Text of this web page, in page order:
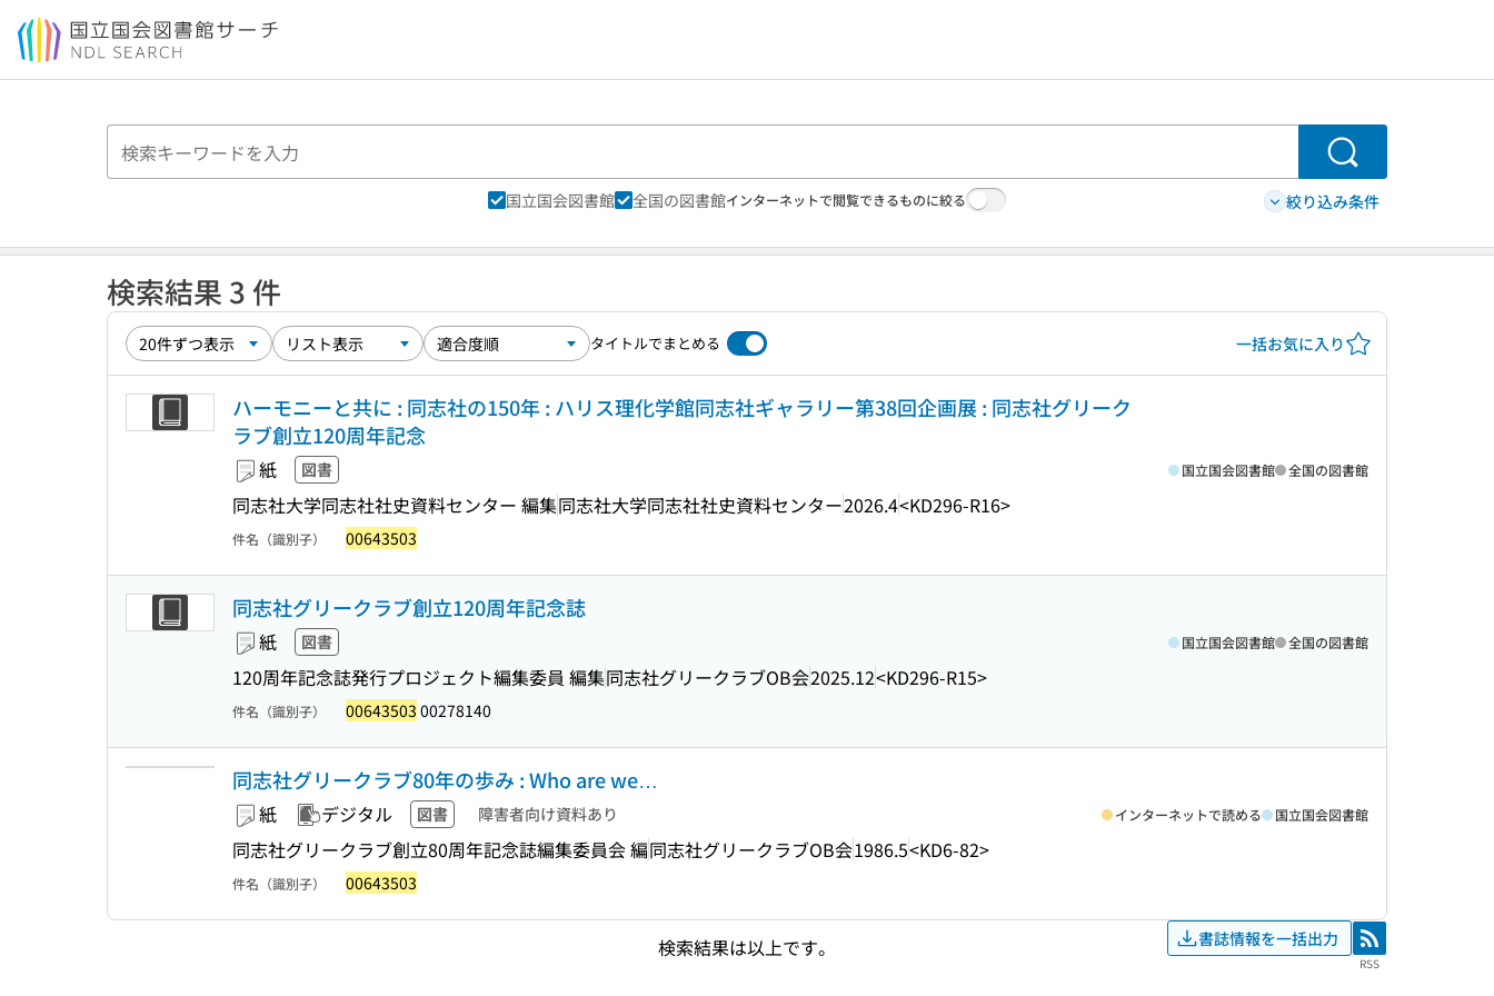
本文へ移動
検索
国立国会図書館 全国の図書館インターネットで閲覧できるものに絞る 絞り込み条件
検索結果 3 件
タイトルでまとめる 一括お気に入り
ハーモニーと共に : 同志社の150年 : ハリス理化学館同志社ギャラリー第38回企画展 : 同志社グリーク
ラブ創立120周年記念
紙 図書
同志社大学同志社社史資料センター 編集同志社大学同志社社史資料センター2026.4<KD296-R16>
国立国会図書館 全国の図書館
件名（識別子） 00643503
同志社グリークラブ創立120周年記念誌
紙 図書
120周年記念誌発行プロジェクト編集委員 編集同志社グリークラブOB会2025.12<KD296-R15>
国立国会図書館 全国の図書館
件名（識別子） 00643503 00278140
同志社グリークラブ80年の歩み : Who are we…
紙 デジタル 図書 障害者向け資料あり
同志社グリークラブ創立80周年記念誌編集委員会 編同志社グリークラブOB会1986.5<KD6-82>
インターネットで読める 国立国会図書館
件名（識別子） 00643503
検索結果は以上です。 書誌情報を一括出力 RSS
RSS